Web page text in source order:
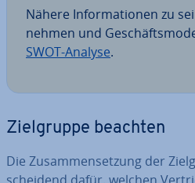
Nähere In­for­ma­tio­nen zu
neh­men und
SWOT-Analyse.
Ziel­grup­pe beachten
Die Zu­sam­men­set­zung der